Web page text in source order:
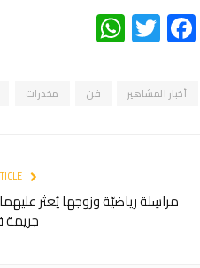
Facebook
Twitter
أخبار المشاهير فن مخدرات
مراسِلة رياضيّة وزوجها يُعثر